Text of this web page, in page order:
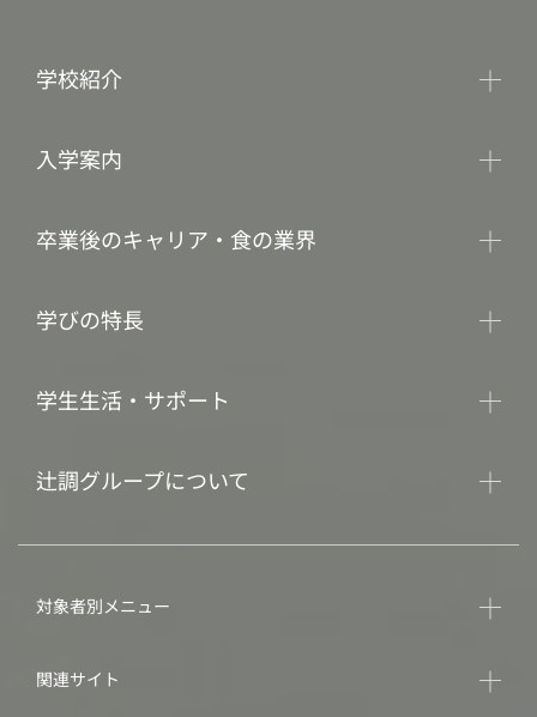
学校紹介
入学案内
卒業後のキャリア・食の業界
学びの特長
学生生活・サポート
辻調グループについて
対象者別メニュー
関連サイト